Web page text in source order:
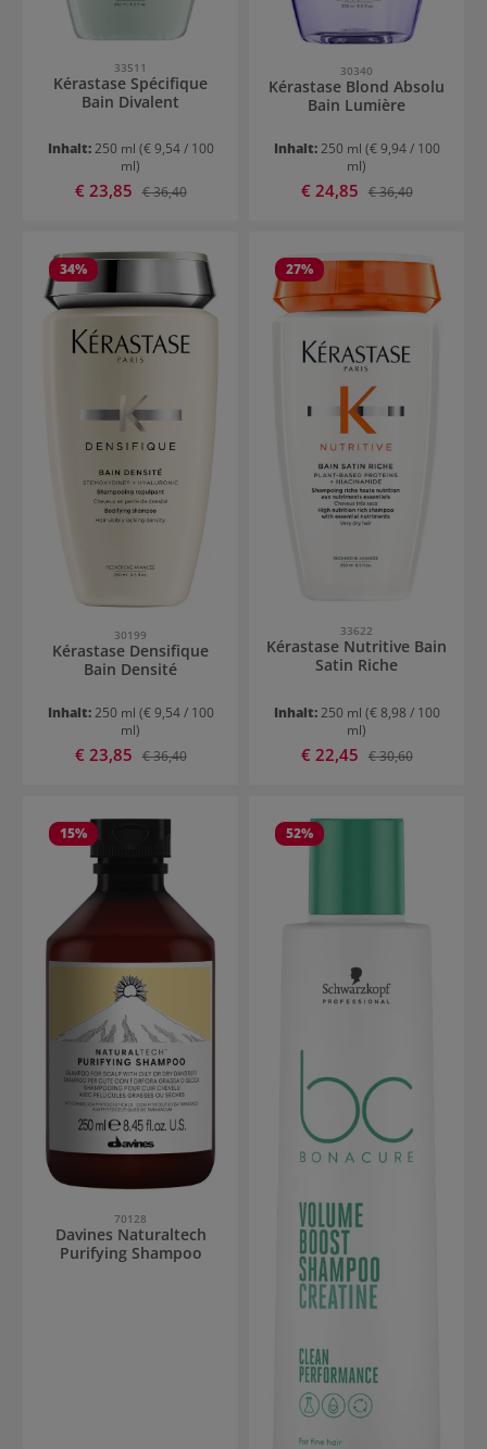
33511
Kérastase Spécifique
Bain Divalent
Inhalt:250 ml (€ 9,54 / 100
ml)
Verkaufspreis:
€ 23,85 Regulärer Preis:
€ 36,40
30340
Kérastase Blond Absolu
Bain Lumière
Inhalt:250 ml (€ 9,94 / 100
ml)
Verkaufspreis:
€ 24,85 Regulärer Preis:
€ 36,40
34%
30199
Kérastase Densifique
Bain Densité
Inhalt:250 ml (€ 9,54 / 100
ml)
Verkaufspreis:
€ 23,85 Regulärer Preis:
€ 36,40
27%
33622
Kérastase Nutritive Bain
Satin Riche
Inhalt:250 ml (€ 8,98 / 100
ml)
Verkaufspreis:
€ 22,45 Regulärer Preis:
€ 30,60
15%
70128
Davines Naturaltech
Purifying Shampoo
52%